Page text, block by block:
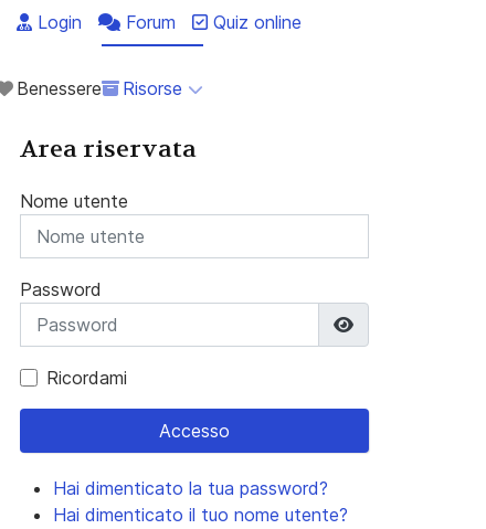
Login Forum Quiz online
Benessere Risorse
Area riservata
Nome utente
Password
Ricordami
Accesso
Hai dimenticato la tua password?
Hai dimenticato il tuo nome utente?